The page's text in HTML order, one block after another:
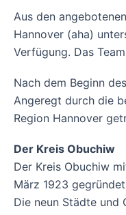
Aus den
Hannover (aha)
Verfügung. Das
Nach dem Beginn
Angeregt durch die
Region Hannover
Der Kreis Obuchiw
Der Kreis Obuchiw
März 1923
Die neun Städte und